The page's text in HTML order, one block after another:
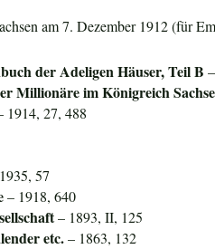
am 7. Dezember 1912 (für
der Adeligen Häuser, Teil B
Millionäre im Königreich
1914, 27, 488
57
– 1918, 640
– 1893, II, 125
etc.– 1863, 132